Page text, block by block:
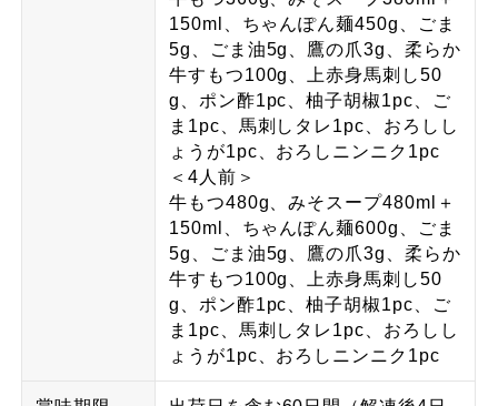
150ml、ちゃんぽん麺450g、ごま
5g、ごま油5g、鷹の爪3g、柔らか
牛すもつ100g、上赤身馬刺し50
g、ポン酢1pc、柚子胡椒1pc、ご
ま1pc、馬刺しタレ1pc、おろしし
ょうが1pc、おろしニンニク1pc
＜4人前＞
牛もつ480g、みそスープ480ml＋
150ml、ちゃんぽん麺600g、ごま
5g、ごま油5g、鷹の爪3g、柔らか
牛すもつ100g、上赤身馬刺し50
g、ポン酢1pc、柚子胡椒1pc、ご
ま1pc、馬刺しタレ1pc、おろしし
ょうが1pc、おろしニンニク1pc